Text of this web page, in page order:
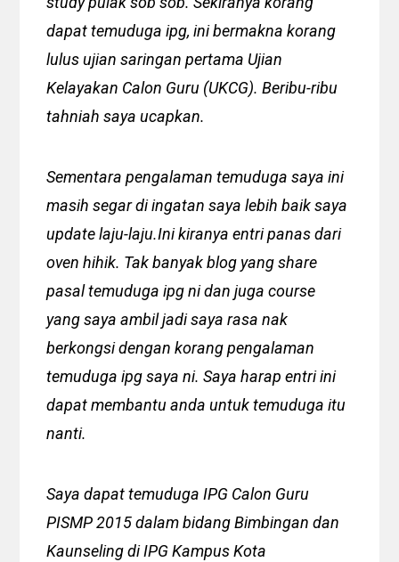
dapat temuduga ipg, ini bermakna korang
lulus ujian saringan pertama Ujian
Kelayakan Calon Guru (UKCG). Beribu-ribu
tahniah saya ucapkan.
Sementara pengalaman temuduga saya ini
masih segar di ingatan saya lebih baik saya
update laju-laju.Ini kiranya entri panas dari
oven hihik. Tak banyak blog yang share
pasal temuduga ipg ni dan juga course
yang saya ambil jadi saya rasa nak
berkongsi dengan korang pengalaman
temuduga ipg saya ni. Saya harap entri ini
dapat membantu anda untuk temuduga itu
nanti.
Saya dapat temuduga IPG Calon Guru
PISMP 2015 dalam bidang Bimbingan dan
Kaunseling di IPG Kampus Kota